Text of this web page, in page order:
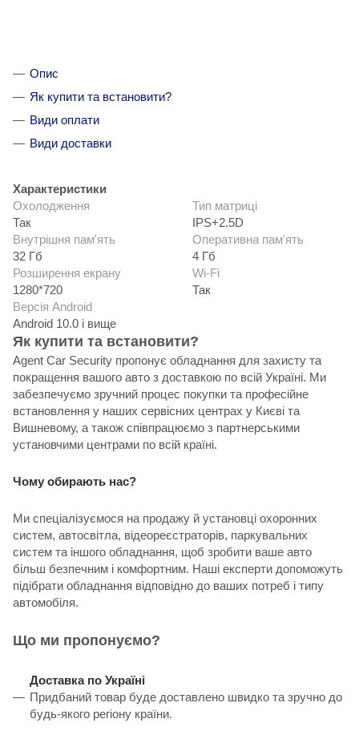
Опис
Як купити та встановити?
Види оплати
Види доставки
Характеристики
Охолодження
Так
Тип матриці
IPS+2.5D
Внутрішня пам'ять
32 Гб
Оперативна пам'ять
4 Гб
Розширення екрану
1280*720
Wi-Fi
Так
Версія Android
Android 10.0 і вище
Як купити та встановити?
Agent Car Security пропонує обладнання для захисту та
покращення вашого авто з доставкою по всій Україні. Ми
забезпечуємо зручний процес покупки та професійне
встановлення у наших сервісних центрах у Києві та
Вишневому, а також співпрацюємо з партнерськими
установчими центрами по всій країні.
Чому обирають нас?
Ми спеціалізуємося на продажу й установці охоронних
систем, автосвітла, відеореєстраторів, паркувальних
систем та іншого обладнання, щоб зробити ваше авто
більш безпечним і комфортним. Наші експерти допоможуть
підібрати обладнання відповідно до ваших потреб і типу
автомобіля.
Що ми пропонуємо?
Доставка по Україні
Придбаний товар буде доставлено швидко та зручно до
будь-якого регіону країни.